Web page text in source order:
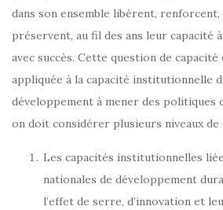
dans son ensemble libèrent,
préservent, au fil des ans leur capacité
avec succès. Cette question de
appliquée à la capacité institutionnelle
développement à mener des politiques
on doit considérer plusieurs niveaux de
Les capacités institutionnelles
nationales de développement
l’effet de serre, d’innovation et